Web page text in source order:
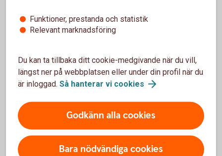
marknaden generellt hanterat situationen väl.
tyngre. Förutsättningarna för ekonomisk återhämtning och
vinsttillväxt är goda samtidigt som penning- och
finanspolitik stöttar.
Funktioner, prestanda och statistik
Relevant marknadsföring
Du kan ta tillbaka ditt cookie-medgivande när du vill,
längst ner på webbplatsen eller under din profil när du
är inloggad. Så hanterar vi cookies
Godkänn alla cookies
Bara nödvändiga cookies